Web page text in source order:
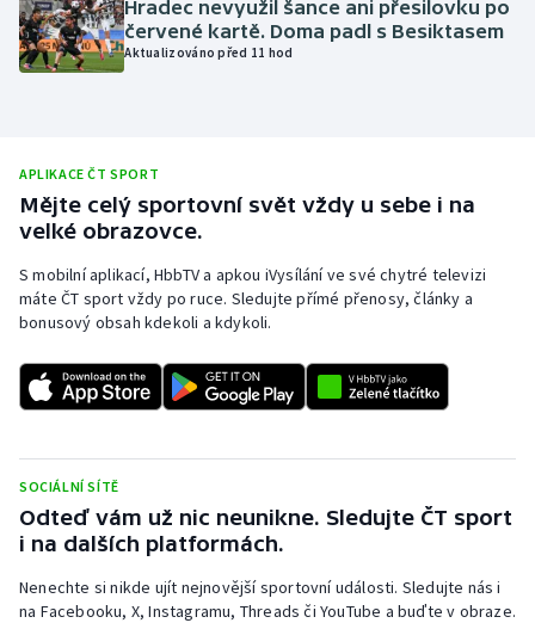
Plavání
Plážový volejbal
Short track
Sportovní střelba
Triatlon
Veslování
Vodní slalom
Hradec nevyužil šance ani přesilovku po
červené kartě. Doma padl s Besiktasem
Aktualizováno před 11 hod
APLIKACE ČT SPORT
Mějte celý sportovní svět vždy u sebe i na
velké obrazovce.
S mobilní aplikací, HbbTV a apkou iVysílání ve své chytré televizi
máte ČT sport vždy po ruce. Sledujte přímé přenosy, články a
bonusový obsah kdekoli a kdykoli.
SOCIÁLNÍ SÍTĚ
Odteď vám už nic neunikne. Sledujte ČT sport
i na dalších platformách.
Nenechte si nikde ujít nejnovější sportovní události. Sledujte nás i
na Facebooku, X, Instagramu, Threads či YouTube a buďte v obraze.